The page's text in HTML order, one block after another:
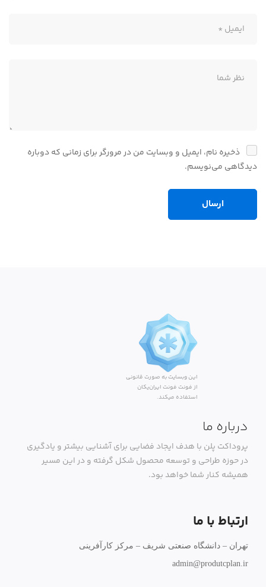
ذخیره نام، ایمیل و وبسایت من در مرورگر برای زمانی که دوباره
دیدگاهی می‌نویسم.
درباره ما
پروداکت پلن با هدف ایجاد فضایی برای آشنایی بیشتر و یادگیری
در حوزه طراحی و توسعه محصول شکل گرفته و در این مسیر
همیشه کنار شما خواهد بود.
ارتباط با ما
تهران – دانشگاه صنعتی شریف – مرکز کارآفرینی
admin@produtcplan.ir
این وبسایت به صورت قانونی
از فونت فونت ایران‌یکان
استفاده میکند.